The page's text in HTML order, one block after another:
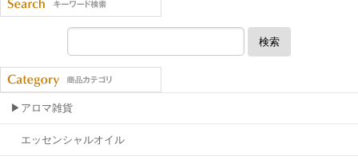
検索
▶アロマ雑貨
エッセンシャルオイル